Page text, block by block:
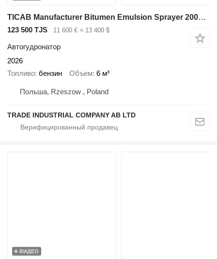
TICAB Manufacturer Bitumen Emulsion Sprayer 2000 L / Bitumen spreader
123 500 TJS 11 600 € ≈ 13 400 $
Автогудронатор
2026
Топливо бензин Объем 6 м³
Польша, Rzeszow , Poland
TRADE INDUSTRIAL COMPANY AB LTD
ВИДЕО